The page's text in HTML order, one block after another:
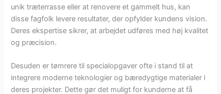
unik træterrasse eller at renovere et gammelt hus, kan
disse fagfolk levere resultater, der opfylder kundens vision.
Deres ekspertise sikrer, at arbejdet udføres med høj kvalitet
og præcision.
Desuden er tømrere til specialopgaver ofte i stand til at
integrere moderne teknologier og bæredygtige materialer i
deres projekter. Dette gør det muligt for kunderne at få